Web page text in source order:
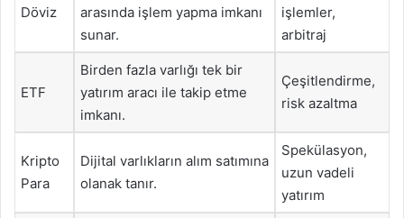
Döviz
arasında işlem yapma imkanı
sunar.
işlemler,
arbitraj
ETF
Birden fazla varlığı tek bir
yatırım aracı ile takip etme
imkanı.
Çeşitlendirme,
risk azaltma
Kripto
Para
Dijital varlıkların alım satımına
olanak tanır.
Spekülasyon,
uzun vadeli
yatırım